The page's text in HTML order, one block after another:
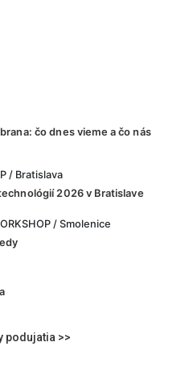
čo dnes vieme a čo nás
/ Bratislava
2026 v Bratislave
/ Smolenice
podujatia >>